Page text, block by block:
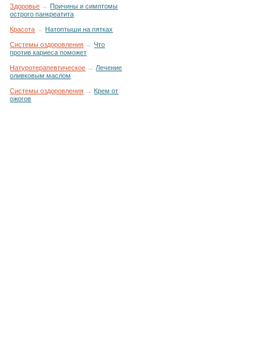
Здоровье → Причины и симптомы
острого панкреатита
Красота → Натоптыши на пятках
Системы оздоровления →Что
против кариеса поможет
Натуротерапевтическое → Лечение
оливковым маслом
Системы оздоровления → Крем от
ожогов